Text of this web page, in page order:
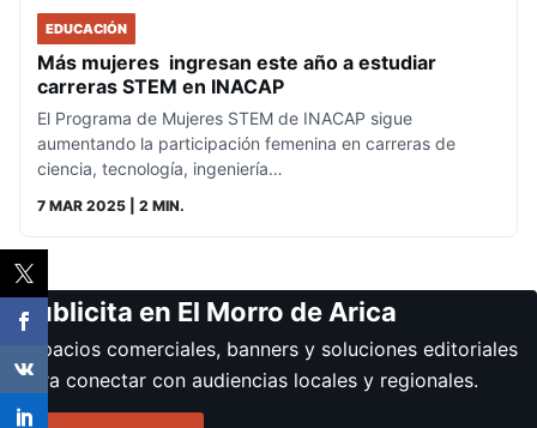
EDUCACIÓN
Más mujeres ingresan este año a estudiar
carreras STEM en INACAP
El Programa de Mujeres STEM de INACAP sigue
aumentando la participación femenina en carreras de
ciencia, tecnología, ingeniería…
7 MAR 2025 | 2 MIN.
Publicita en El Morro de Arica
Espacios comerciales, banners y soluciones editoriales
para conectar con audiencias locales y regionales.